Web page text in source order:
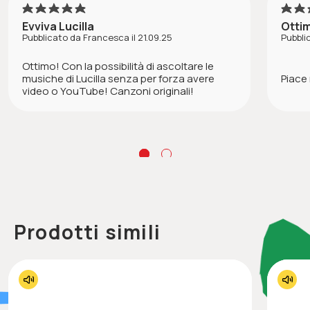
Evviva Lucilla
Pubblicato da Francesca il 21.09.25
Ottimo! Con la possibilità di ascoltare le
musiche di Lucilla senza per forza avere
video o YouTube! Canzoni originali!
Prodotti simili